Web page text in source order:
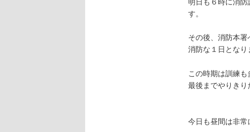
す。
その後、消防本
消防な１日となり
この時期は訓練
最後までやりきり
今日も昼間は非常